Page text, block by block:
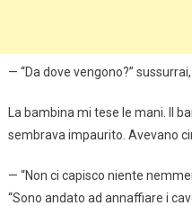
— “Da dove vengono?”
La bambina mi tese le mani. Il
sembrava impaurito. Avevano
— “Non ci capisco niente
“Sono andato ad annaffiare i